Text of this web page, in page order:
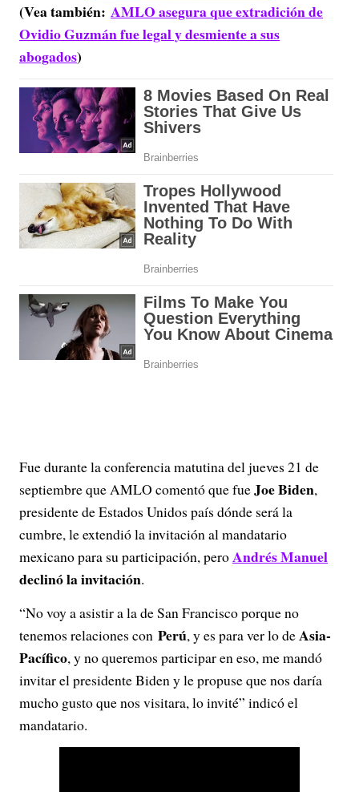
(Vea también: AMLO asegura que extradición de
Ovidio Guzmán fue legal y desmiente a sus
abogados)
Fue durante la conferencia matutina del jueves 21 de
septiembre que AMLO comentó que fueJoe Biden,
presidente de Estados Unidos país dónde será la
cumbre, le extendió la invitación al mandatario
mexicano para su participación, peroAndrés Manuel
declinó la invitación.
“No voy a asistir a la de San Francisco porque no
tenemos relaciones con Perú, y es para ver lo deAsia-
Pacífico, y no queremos participar en eso, me mandó
invitar el presidente Biden y le propuse que nos daría
mucho gusto que nos visitara, lo invité” indicó el
mandatario.